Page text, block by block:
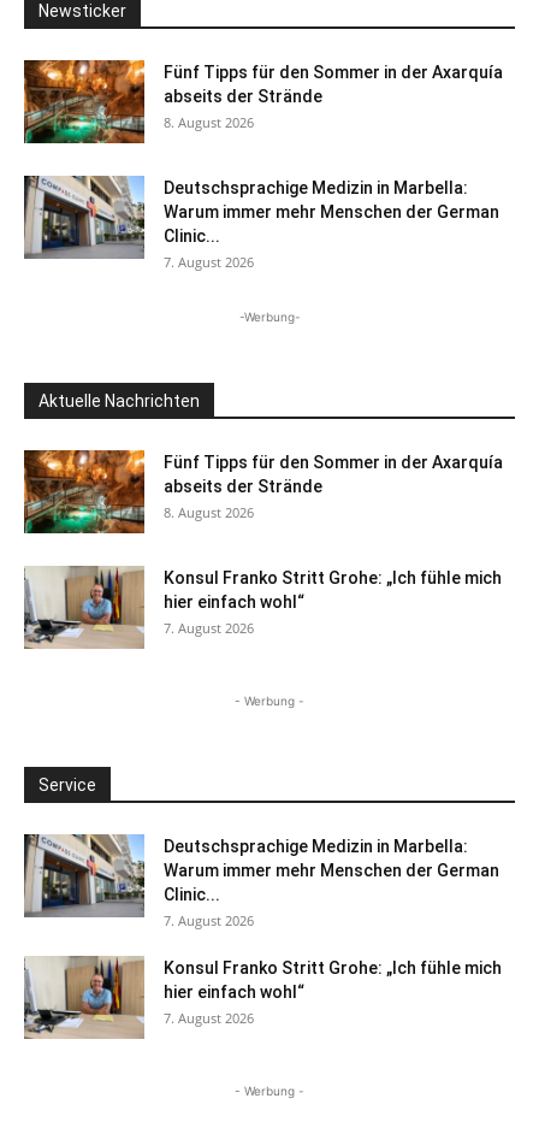
Newsticker
Fünf Tipps für den Sommer in der Axarquía
abseits der Strände
8. August 2026
Deutschsprachige Medizin in Marbella:
Warum immer mehr Menschen der German
Clinic...
7. August 2026
-Werbung-
Aktuelle Nachrichten
Fünf Tipps für den Sommer in der Axarquía
abseits der Strände
8. August 2026
Konsul Franko Stritt Grohe: „Ich fühle mich
hier einfach wohl“
7. August 2026
- Werbung -
Service
Deutschsprachige Medizin in Marbella:
Warum immer mehr Menschen der German
Clinic...
7. August 2026
Konsul Franko Stritt Grohe: „Ich fühle mich
hier einfach wohl“
7. August 2026
- Werbung -